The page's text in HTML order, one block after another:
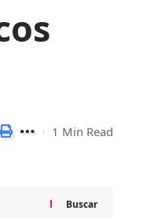
1 Min Read
Buscar